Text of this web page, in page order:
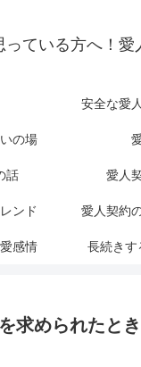
ている方へ！愛
安全な愛
の場
話 愛人
ンド 愛人契約
感情 長続きす
求められたと